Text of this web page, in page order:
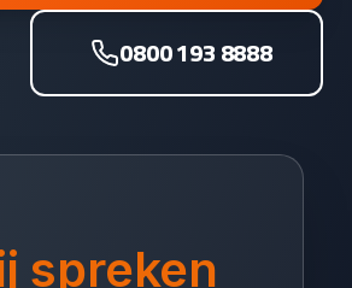
0800 193 8888
spreken